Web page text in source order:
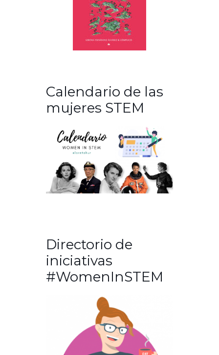
Calendario de las
mujeres STEM
Directorio de
iniciativas
#WomenInSTEM